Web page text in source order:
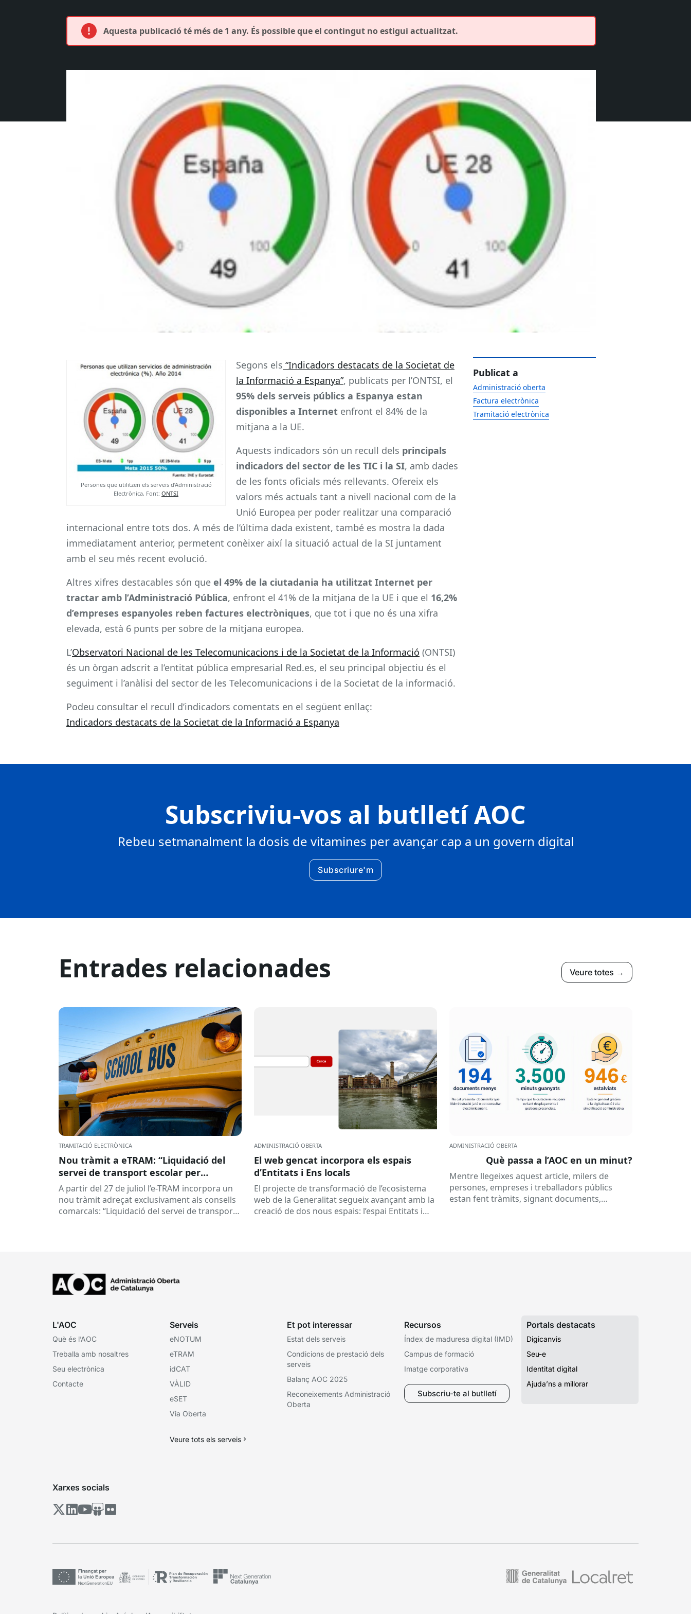
Aquesta publicació té més de 1 any. És possible que el contingut no estigui actualitzat.
Persones que utilitzen els serveis d’Administració
Electrònica, Font: ONTSI
Segons els “Indicadors destacats de la Societat de
la Informació a Espanya”, publicats per l’ONTSI, el
95% dels serveis públics a Espanya estan
disponibles a Internet enfront el 84% de la
mitjana a la UE.
Aquests indicadors són un recull dels principals
indicadors del sector de les TIC i la SI, amb dades
de les fonts oficials més rellevants. Ofereix els
valors més actuals tant a nivell nacional com de la
Unió Europea per poder realitzar una comparació
internacional entre tots dos. A més de l’última dada existent, també es mostra la dada
immediatament anterior, permetent conèixer així la situació actual de la SI juntament
amb el seu més recent evolució.
Altres xifres destacables són que el 49% de la ciutadania ha utilitzat Internet per
tractar amb l’Administració Pública, enfront el 41% de la mitjana de la UE i que el 16,2%
d’empreses espanyoles reben factures electròniques, que tot i que no és una xifra
elevada, està 6 punts per sobre de la mitjana europea.
L’Observatori Nacional de les Telecomunicacions i de la Societat de la Informació (ONTSI)
és un òrgan adscrit a l’entitat pública empresarial Red.es, el seu principal objectiu és el
seguiment i l’anàlisi del sector de les Telecomunicacions i de la Societat de la informació.
Podeu consultar el recull d’indicadors comentats en el següent enllaç:
Indicadors destacats de la Societat de la Informació a Espanya
Publicat a
Administració oberta
Factura electrònica
Tramitació electrònica
Subscriviu-vos al butlletí AOC
Rebeu setmanalment la dosis de vitamines per avançar cap a un govern digital
Subscriure'm
Entrades relacionades Veure totes →
TRAMITACIÓ ELECTRÒNICA
Nou tràmit a eTRAM: “Liquidació del
servei de transport escolar per
empreses concessionàries”
A partir del 27 de juliol l’e-TRAM incorpora un
nou tràmit adreçat exclusivament als consells
comarcals: “Liquidació del servei de transport
ADMINISTRACIÓ OBERTA
El web gencat incorpora els espais
d’Entitats i Ens locals
El projecte de transformació de l’ecosistema
web de la Generalitat segueix avançant amb la
creació de dos nous espais: l’espai Entitats i
ADMINISTRACIÓ OBERTA
Què passa a l’AOC en un minut?
Mentre llegeixes aquest article, milers de
persones, empreses i treballadors públics
estan fent tràmits, signant documents,
L'AOC
Què és l’AOC
Treballa amb nosaltres
Seu electrònica
Contacte
Serveis
eNOTUM
eTRAM
idCAT
VÀLID
eSET
Via Oberta
Veure tots els serveis
Et pot interessar
Estat dels serveis
Condicions de prestació dels
serveis
Balanç AOC 2025
Reconeixements Administració
Oberta
Recursos
Índex de maduresa digital (IMD)
Campus de formació
Imatge corporativa
Subscriu-te al butlletí
Portals destacats
Digicanvis
Seu-e
Identitat digital
Ajuda’ns a millorar
Xarxes socials